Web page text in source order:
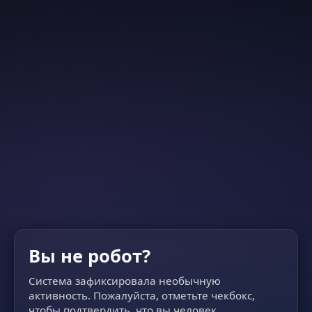
Вы не робот?
Система зафиксировала необычную
активность. Пожалуйста, отметьте чекбокс,